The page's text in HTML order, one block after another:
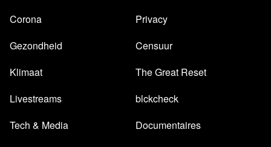
Corona
Gezondheid
Klimaat
Livestreams
Tech & Media
Privacy
Censuur
The Great Reset
blckcheck
Documentaires